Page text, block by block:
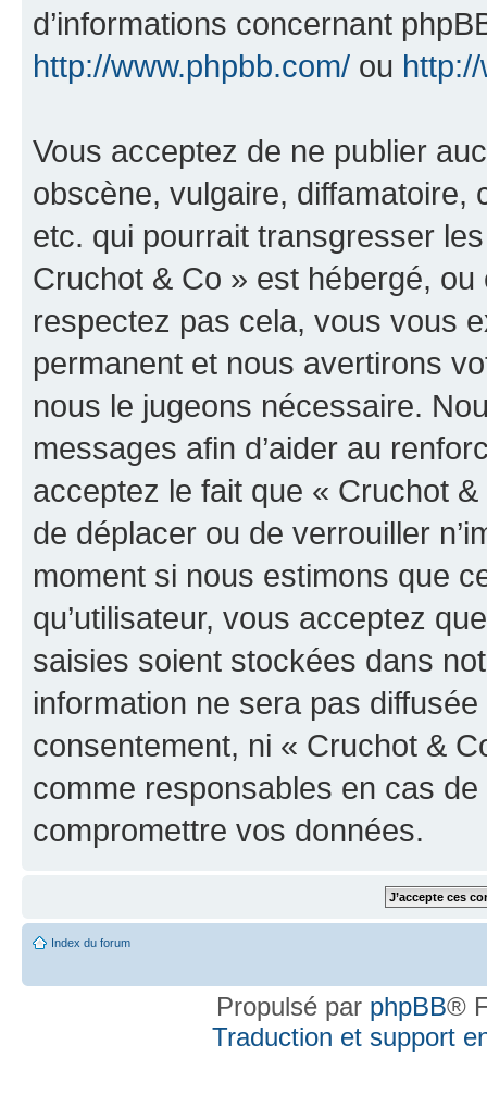
d’informations concernant
http://www.phpbb.com/ ou
Vous acceptez de ne publier
obscène, vulgaire, diffamatoire,
etc. qui pourrait transgresser
Cruchot & Co » est hébergé,
respectez pas cela, vous vous
permanent et nous avertirons
nous le jugeons nécessaire.
messages afin d’aider au
acceptez le fait que « Cruchot
de déplacer ou de verrouiller
moment si nous estimons que
qu’utilisateur, vous acceptez
saisies soient stockées dans
information ne sera pas
consentement, ni « Cruchot &
comme responsables en cas
compromettre vos données.
Index du forum
Propulsé par phpBB®
Traduction et support